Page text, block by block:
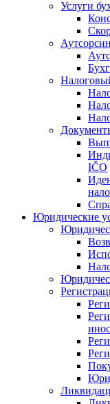
Услуги
IČO
Юридические